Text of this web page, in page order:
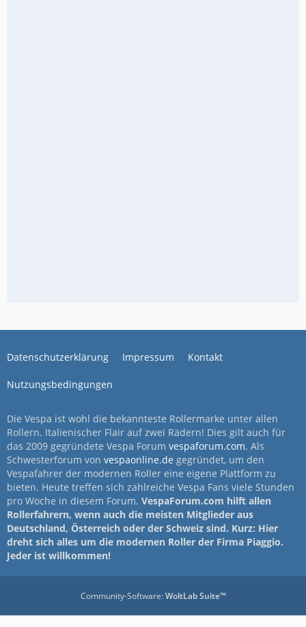
Datenschutzerklärung Impressum Kontakt
Nutzungsbedingungen
Die Vespa ist wohl die bekannteste Rollermarke unter allen
Rollern. Italienischer Flair auf zwei Rädern! Dies gilt auch für
das 2009 gegründete Vespa Forum vespaforum.com. Als
Schwesterforum von vespaonline.de gegründet, um den
Vespafahrer der modernen Roller eine eigene Plattform zu
bieten. Heute treffen sich zahlreiche Vespa Fans viele Stunden
pro Woche in diesem Forum. VespaForum.com hilft allen
Rollerfahrern, wenn auch die meisten Mitglieder aus
Deutschland, Österreich oder der Schweiz sind. Kurz: Hier
dreht sich alles um die modernen Roller der Firma Piaggio.
Jeder ist willkommen!
Community-Software:WoltLab Suite™